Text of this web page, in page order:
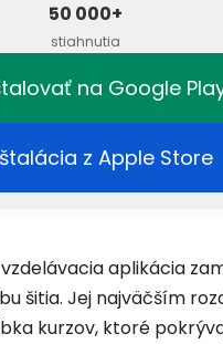
50 000+
stiahnutia
na Google
z Apple Store
aplikácia
šitia. Jej najväčším
kurzov, ktoré